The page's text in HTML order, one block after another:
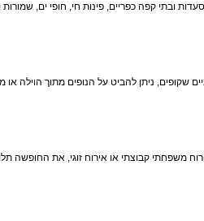
ובתי קפה כפריים, פינות חי, חופי ים, שמורות
שקופים, ניתן להביט על הנופים מתוך הוילה או
משפחתי קבוצתי או אירוח זוגי, את החופשה תלוו